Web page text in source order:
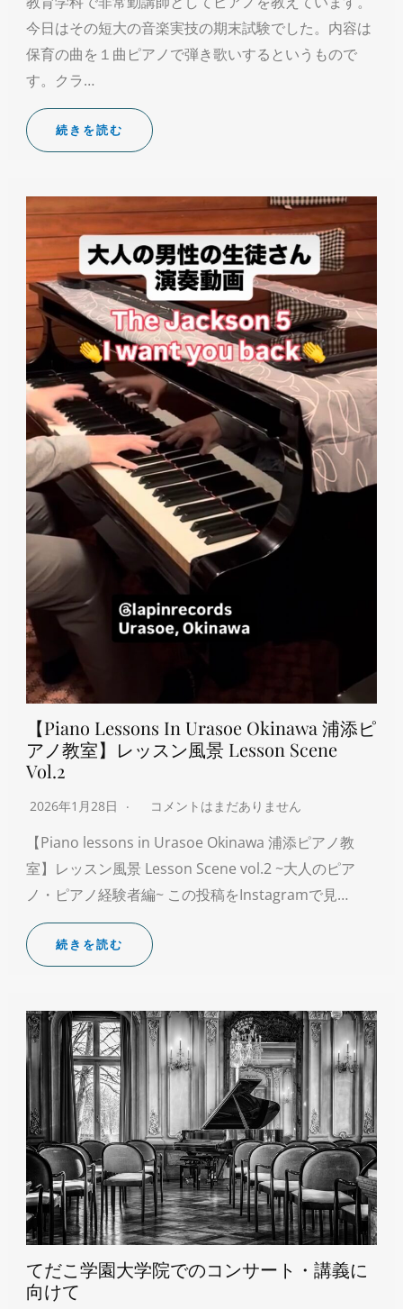
今日はその短大の音楽実技の期末試験でした。内容は
保育の曲を１曲ピアノで弾き歌いするというもので
す。クラ…
続きを読む
【Piano Lessons In Urasoe Okinawa 浦添ピ
アノ教室】レッスン風景 Lesson Scene
Vol.2
2026年1月28日 コメントはまだありません
【Piano lessons in Urasoe Okinawa 浦添ピアノ教
室】レッスン風景 Lesson Scene vol.2 ~大人のピア
ノ・ピアノ経験者編~ この投稿をInstagramで見…
続きを読む
てだこ学園大学院でのコンサート・講義に
向けて